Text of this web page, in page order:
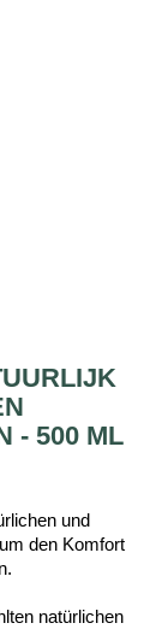
- 500 ML
und
den Komfort
natürlichen